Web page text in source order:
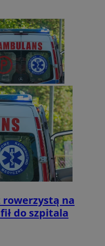
rowerzystą na
do szpitala